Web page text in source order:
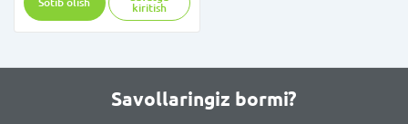
kiritish
Savollaringiz bormi?